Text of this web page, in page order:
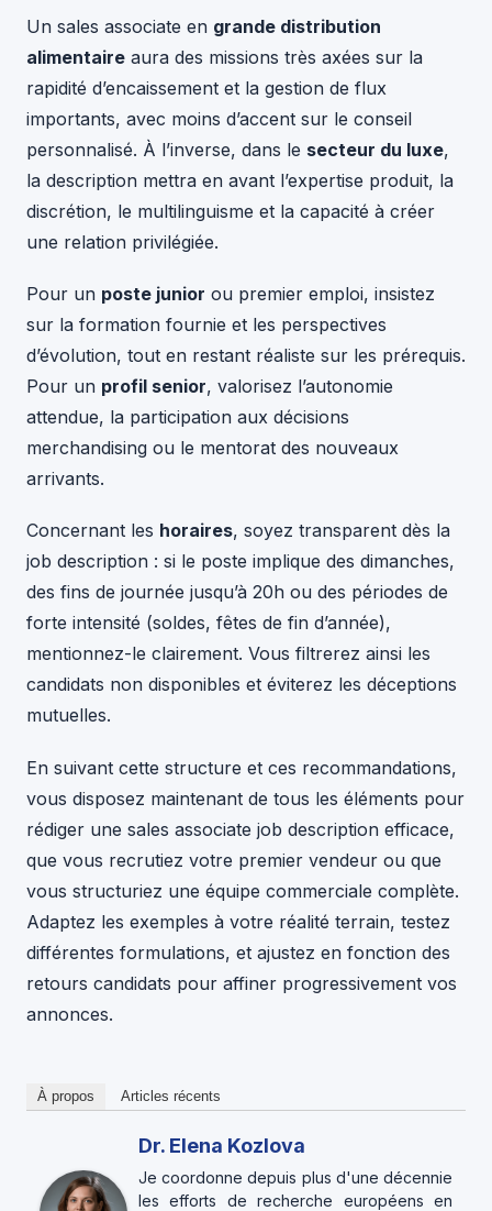
Un sales associate en grande distribution
alimentaire aura des missions très axées sur la
rapidité d’encaissement et la gestion de flux
importants, avec moins d’accent sur le conseil
personnalisé. À l’inverse, dans le secteur du luxe,
la description mettra en avant l’expertise produit, la
discrétion, le multilinguisme et la capacité à créer
une relation privilégiée.
Pour un poste junior ou premier emploi, insistez
sur la formation fournie et les perspectives
d’évolution, tout en restant réaliste sur les prérequis.
Pour un profil senior, valorisez l’autonomie
attendue, la participation aux décisions
merchandising ou le mentorat des nouveaux
arrivants.
Concernant les horaires, soyez transparent dès la
job description : si le poste implique des dimanches,
des fins de journée jusqu’à 20h ou des périodes de
forte intensité (soldes, fêtes de fin d’année),
mentionnez-le clairement. Vous filtrerez ainsi les
candidats non disponibles et éviterez les déceptions
mutuelles.
En suivant cette structure et ces recommandations,
vous disposez maintenant de tous les éléments pour
rédiger une sales associate job description efficace,
que vous recrutiez votre premier vendeur ou que
vous structuriez une équipe commerciale complète.
Adaptez les exemples à votre réalité terrain, testez
différentes formulations, et ajustez en fonction des
retours candidats pour affiner progressivement vos
annonces.
À propos Articles récents
Dr. Elena Kozlova
Je coordonne depuis plus d'une décennie
les efforts de recherche européens en